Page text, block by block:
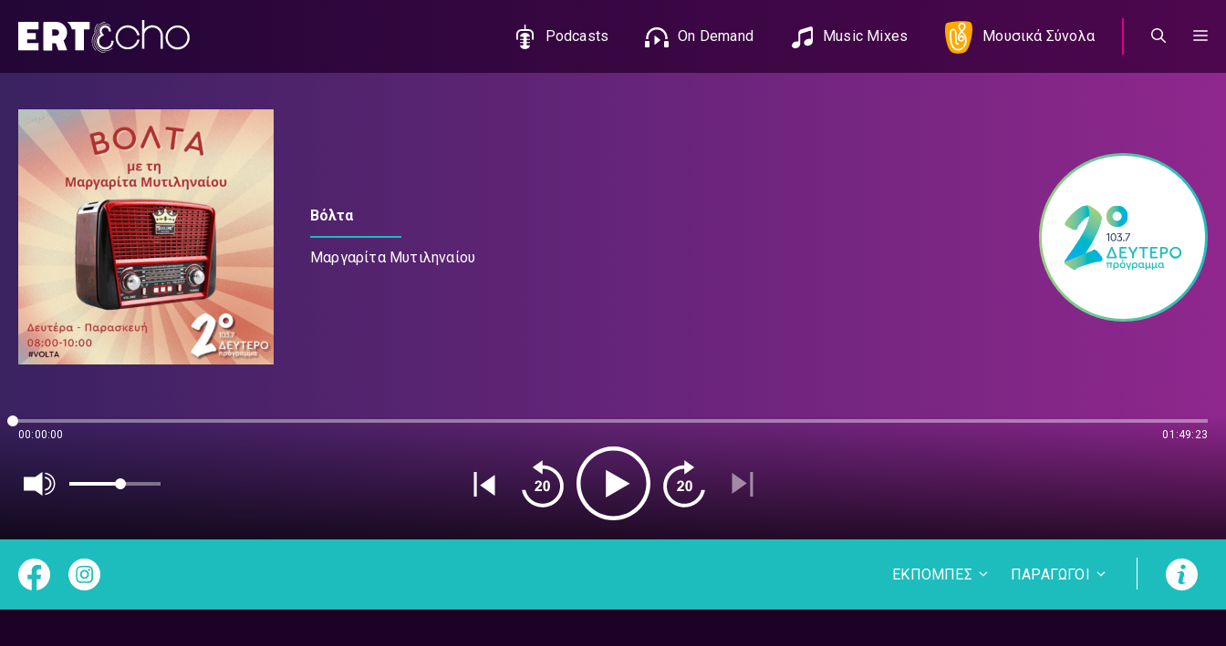
περιεχόμενο
Podcasts On Demand Music Mixes Μουσικά Σύνολα
Βόλτα
Μαργαρίτα Μυτιληναίου
00:00:00 01:49:23
ΕΚΠΟΜΠΕΣ ΠΑΡΑΓΩΓΟΙ